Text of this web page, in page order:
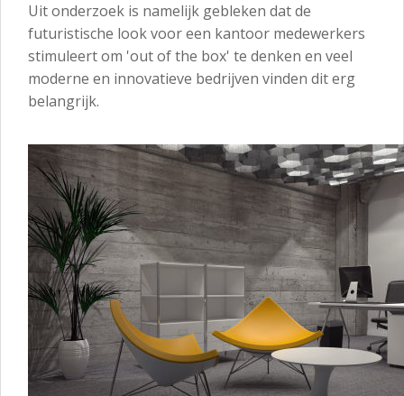
Uit onderzoek is namelijk gebleken dat de
futuristische look voor een kantoor medewerkers
stimuleert om 'out of the box' te denken en veel
moderne en innovatieve bedrijven vinden dit erg
belangrijk.